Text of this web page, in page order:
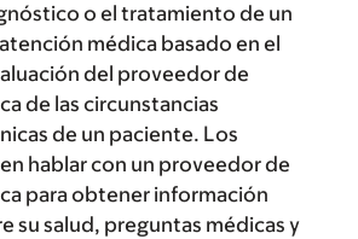
o el tratamiento de un
médica basado en el
del proveedor de
de las circunstancias
de un paciente. Los
hablar con un proveedor de
para obtener información
su salud, preguntas médicas y